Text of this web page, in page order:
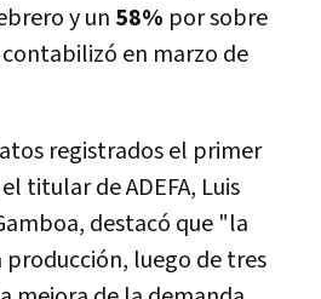
y un 58% por sobre
en marzo de
registrados el primer
titular de ADEFA, Luis
destacó que "la
producción, luego de tres